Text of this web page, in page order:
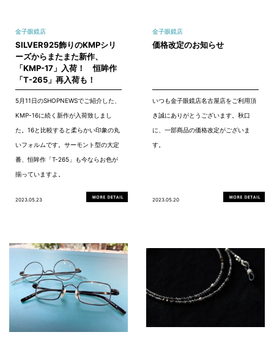
金子眼鏡店
SILVER925飾りのKMPシリ
ーズからまたまた新作、
「KMP-17」入荷！ 恒眸作
「T-265」再入荷も！
5月11日のSHOPNEWSでご紹介した、
KMP-16に続く新作が入荷致しまし
た。16と比較すると柔らかい印象の丸
いフォルムです。サーモント型の大定
番、恒眸作「T-265」も今ならお色が
揃っていますよ。
2023.05.23
金子眼鏡店
価格改定のお知らせ
いつも金子眼鏡店名古屋店をご利用頂
き誠にありがとうございます。秋口
に、一部商品の価格改定がございま
す。
2023.05.20